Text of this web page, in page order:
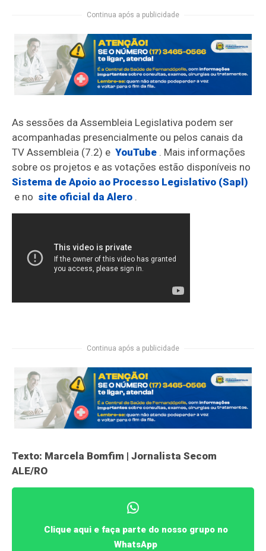
Continua após a publicidade
As sessões da Assembleia Legislativa podem ser
acompanhadas presencialmente ou pelos canais da
TV Assembleia (7.2) eYouTube . Mais informações
sobre os projetos e as votações estão disponíveis no
Sistema de Apoio ao Processo Legislativo (Sapl)
e no site oficial da Alero .
Continua após a publicidade
Texto: Marcela Bomfim | Jornalista Secom
ALE/RO
Clique aqui e faça parte do nosso grupo no
WhatsApp